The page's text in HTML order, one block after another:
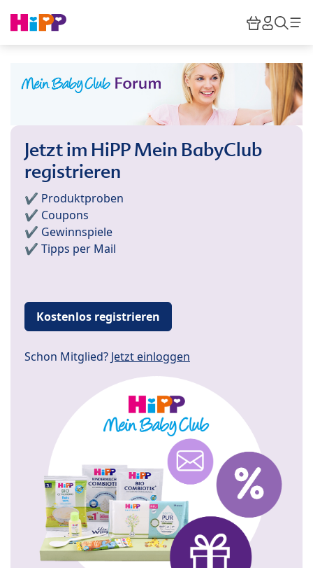
HiPP
Jetzt im HiPP Mein BabyClub
registrieren
✔️ Produktproben
✔️ Coupons
✔️ Gewinnspiele
✔️ Tipps per Mail
Kostenlos registrieren
Schon Mitglied? Jetzt einloggen